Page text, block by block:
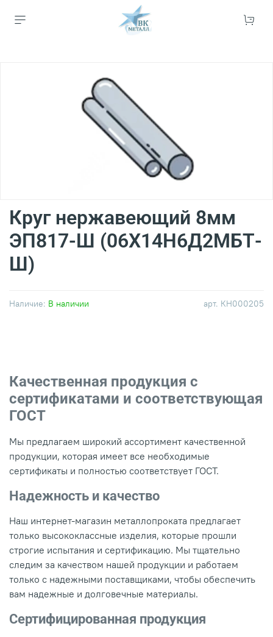
арт. КН000205
Наличие: В наличии
Круг нержавеющий 8мм
ЭП817-Ш (06Х14Н6Д2МБТ-
Ш)
Качественная продукция с
сертификатами и соответствующая
ГОСТ
Мы предлагаем широкий ассортимент качественной
продукции, которая имеет все необходимые
сертификаты и полностью соответствует ГОСТ.
Надежность и качество
Наш интернет-магазин металлопроката предлагает
только высококлассные изделия, которые прошли
строгие испытания и сертификацию. Мы тщательно
следим за качеством нашей продукции и работаем
только с надежными поставщиками, чтобы обеспечить
вам надежные и долговечные материалы.
Сертифицированная продукция